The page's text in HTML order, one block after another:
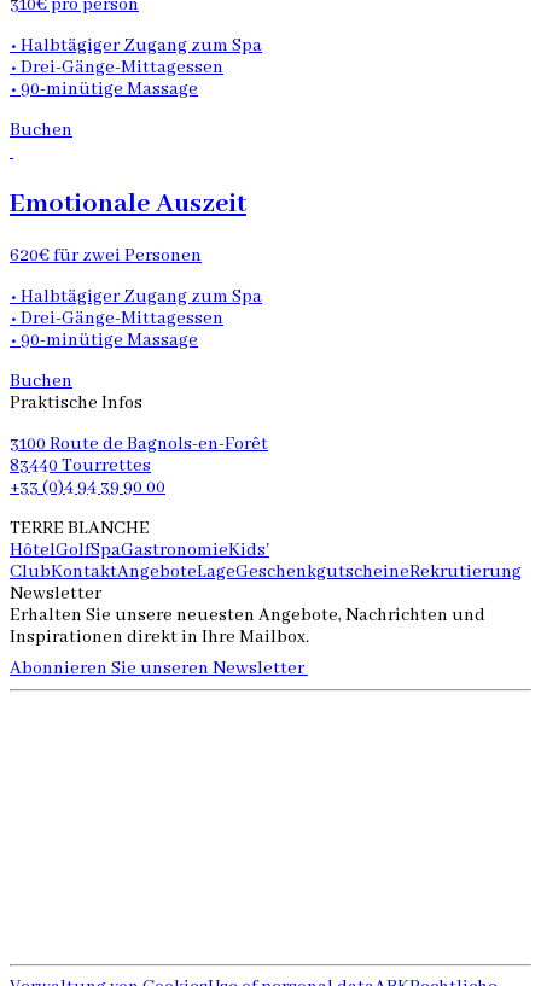
310€ pro person
• Halbtägiger Zugang zum Spa
• Drei-Gänge-Mittagessen
• 90-minütige Massage
Buchen
Emotionale Auszeit
620€ für zwei Personen
• Halbtägiger Zugang zum Spa
• Drei-Gänge-Mittagessen
• 90-minütige Massage
Buchen
Praktische Infos
3100 Route de Bagnols-en-Forêt
83440 Tourrettes
+33 (0)4 94 39 90 00
TERRE BLANCHE
HôtelGolfSpaGastronomieKids'
ClubKontaktAngeboteLageGeschenkgutscheineRekrutierung
Newsletter
Erhalten Sie unsere neuesten Angebote, Nachrichten und
Inspirationen direkt in Ihre Mailbox.
Abonnieren Sie unseren Newsletter